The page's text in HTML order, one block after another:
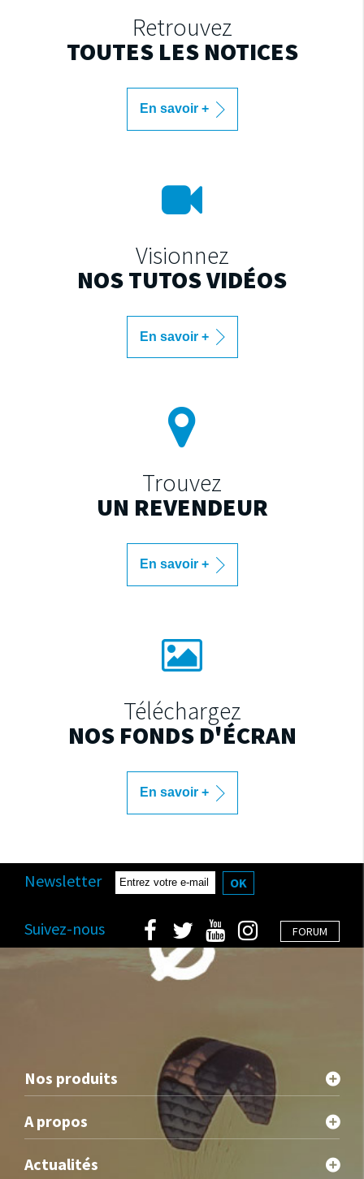
Retrouvez
TOUTES LES NOTICES
En savoir +
Visionnez
NOS TUTOS VIDÉOS
En savoir +
Trouvez
UN REVENDEUR
En savoir +
Téléchargez
NOS FONDS D'ÉCRAN
En savoir +
Newsletter OK
FORUM
Suivez-nous
Nos produits
A propos
Actualités